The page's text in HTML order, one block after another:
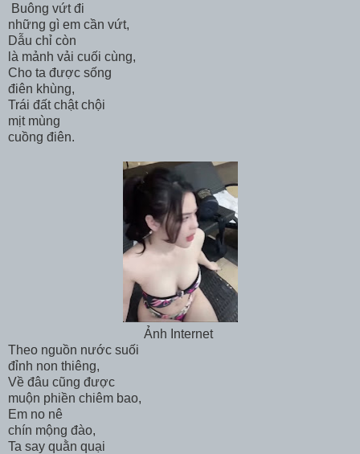
Buông vứt đi
những gì em cần vứt,
Dẫu chỉ còn
là mảnh vải cuối cùng,
Cho ta được sống
điên khùng,
Trái đất chật chội
mịt mùng
cuồng điên.
Ảnh Internet
Theo nguồn nước suối
đỉnh non thiêng,
Về đâu cũng được
muộn phiền chiêm bao,
Em no nê
chín mộng đào,
Ta say quằn quại